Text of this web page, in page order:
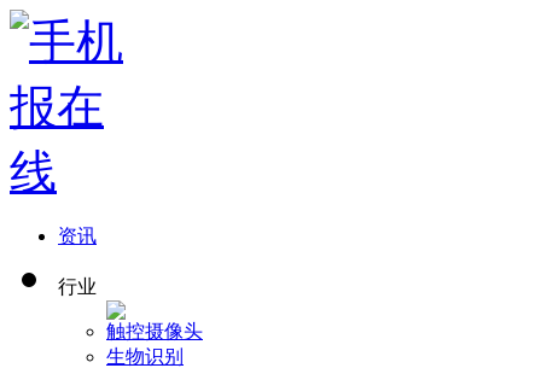
资讯
行业
触控摄像头
生物识别